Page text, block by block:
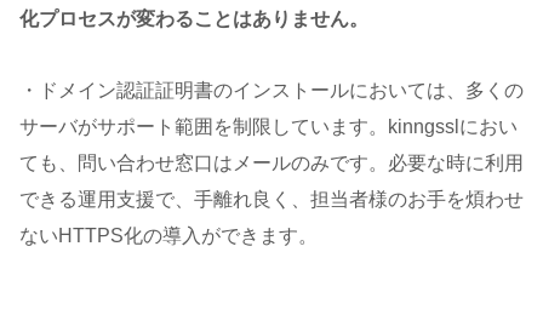
化プロセスが変わることはありません。
・ドメイン認証証明書のインストールにおいては、多くの
サーバがサポート範囲を制限しています。kinngsslにおい
ても、問い合わせ窓口はメールのみです。必要な時に利用
できる運用支援で、手離れ良く、担当者様のお手を煩わせ
ないHTTPS化の導入ができます。